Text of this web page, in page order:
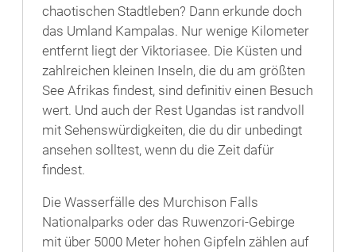
chaotischen Stadtleben? Dann erkunde doch
das Umland Kampalas. Nur wenige Kilometer
entfernt liegt der Viktoriasee. Die Küsten und
zahlreichen kleinen Inseln, die du am größten
See Afrikas findest, sind definitiv einen Besuch
wert. Und auch der Rest Ugandas ist randvoll
mit Sehenswürdigkeiten, die du dir unbedingt
ansehen solltest, wenn du die Zeit dafür
findest.
Die Wasserfälle des Murchison Falls
Nationalparks oder das Ruwenzori-Gebirge
mit über 5000 Meter hohen Gipfeln zählen auf